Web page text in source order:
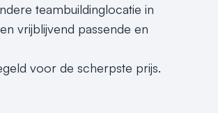
teambuildinglocatie in
vrijblijvend passende en
voor de scherpste prijs.